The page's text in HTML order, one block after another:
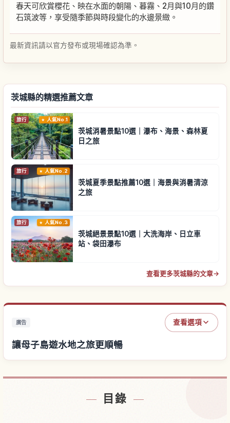
春天可欣賞櫻花、映在水面的朝陽、暮霧、2月與10月的鑽
石筑波等，享受隨季節與時段變化的水邊景緻。
最新資訊請以官方發布或現場確認為準。
茨城縣的精選推薦文章
旅行 人氣No.1
茨城消暑景點10選｜瀑布、海景、森林夏
日之旅
旅行 人氣No.2
茨城夏季景點推薦10選｜海景與消暑清涼
之旅
旅行 人氣No.3
茨城絕景景點10選｜大洗海岸、日立車
站、袋田瀑布
查看更多茨城縣的文章→
廣告 查看選項
讓母子島遊水地之旅更順暢
目錄